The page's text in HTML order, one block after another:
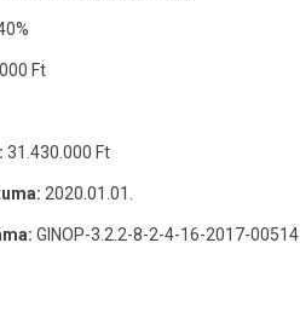
Ft
31.430.000 Ft
2020.01.01.
GINOP-3.2.2-8-2-4-16-2017-00514